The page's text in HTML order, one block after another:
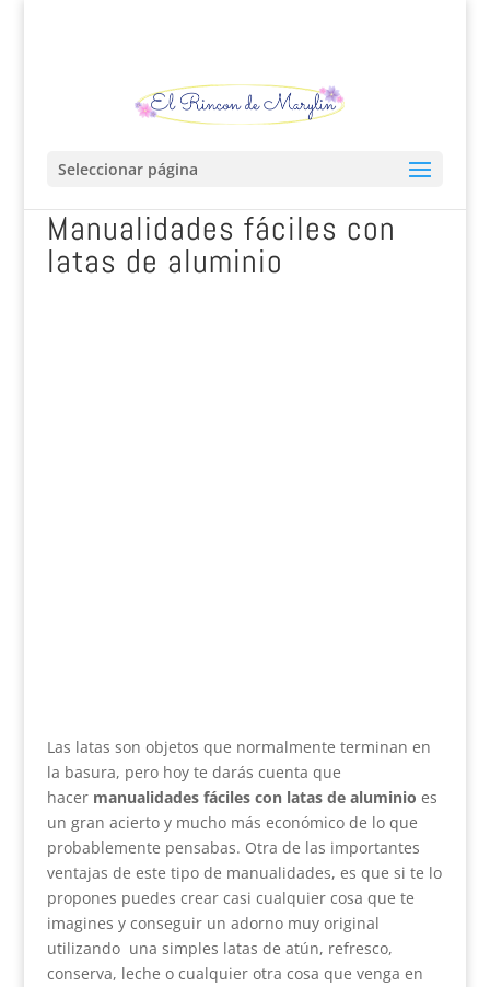
Seleccionar página
Manualidades fáciles con
latas de aluminio
Las latas son objetos que normalmente terminan en
la basura, pero hoy te darás cuenta que
hacer manualidades fáciles con latas de aluminio es
un gran acierto y mucho más económico de lo que
probablemente pensabas. Otra de las importantes
ventajas de este tipo de manualidades, es que si te lo
propones puedes crear casi cualquier cosa que te
imagines y conseguir un adorno muy original
utilizando una simples latas de atún, refresco,
conserva, leche o cualquier otra cosa que venga en